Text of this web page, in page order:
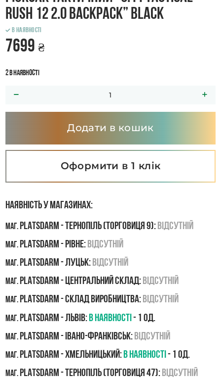
RUSH 12 2.0 Backpack” Black
В наявності
7699 ₴
2 в наявності
Додати в кошик
Оформити в 1 клік
Наявність у магазинах:
маг.PLATSDARM - Тернопіль (Торговиця 9):Відсутній
маг.PLATSDARM - Рівне:Відсутній
маг.PLATSDARM - Луцьк:Відсутній
маг.PLATSDARM - Центральний склад:Відсутній
маг.PLATSDARM - Склад виробництва:Відсутній
маг.PLATSDARM - Львів:В наявності- 1 од.
маг.PLATSDARM - Івано-Франківськ:Відсутній
маг.PLATSDARM - Хмельницький:В наявності- 1 од.
маг.PLATSDARM - Тернопіль (Торговиця 47):Відсутній